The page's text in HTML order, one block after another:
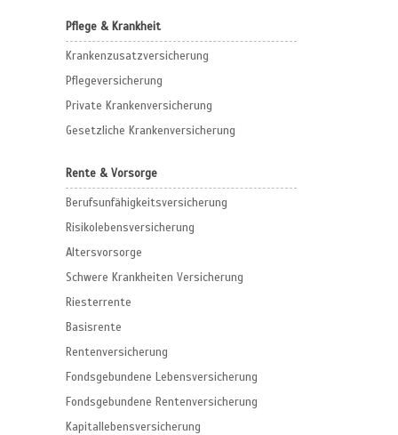
Pflege & Krankheit
Krankenzusatzversicherung
Pflegeversicherung
Private Krankenversicherung
Gesetzliche Krankenversicherung
Rente & Vorsorge
Berufs­unfähigkeitsversicherung
Risikolebensversicherung
Altersvorsorge
Schwere Krankheiten Versicherung
Riesterrente
Basisrente
Rentenversicherung
Fondsgebundene Lebensversicherung
Fondsgebundene Rentenversicherung
Kapitallebensversicherung